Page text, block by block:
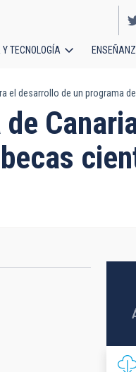
TECNOLOGÍA
el desarrollo de un programa